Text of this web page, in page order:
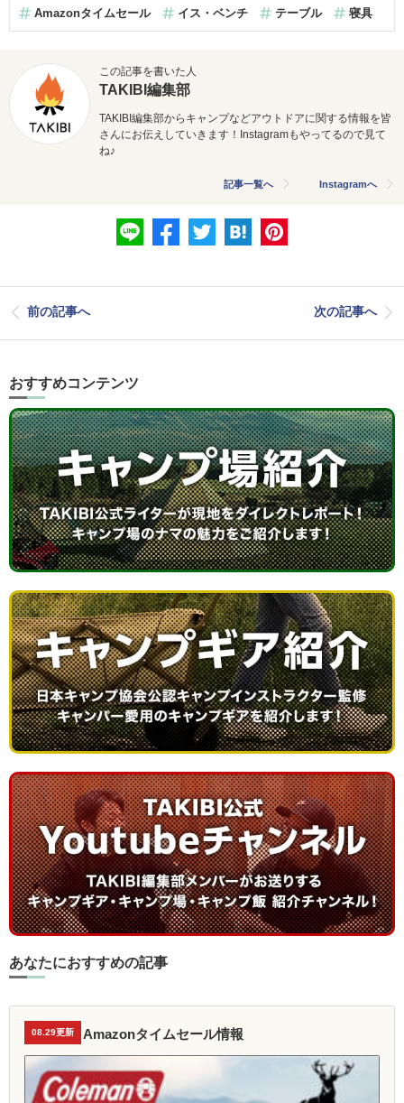
Amazonタイムセール イス・ベンチ テーブル 寝具
この記事を書いた人
TAKIBI編集部
TAKIBI編集部からキャンプなどアウトドアに関する情報を皆
さんにお伝えしていきます！Instagramもやってるので見て
ね♪
記事一覧へ Instagramへ
前の記事へ 次の記事へ
おすすめコンテンツ
あなたにおすすめの記事
08.29更新 Amazonタイムセール情報